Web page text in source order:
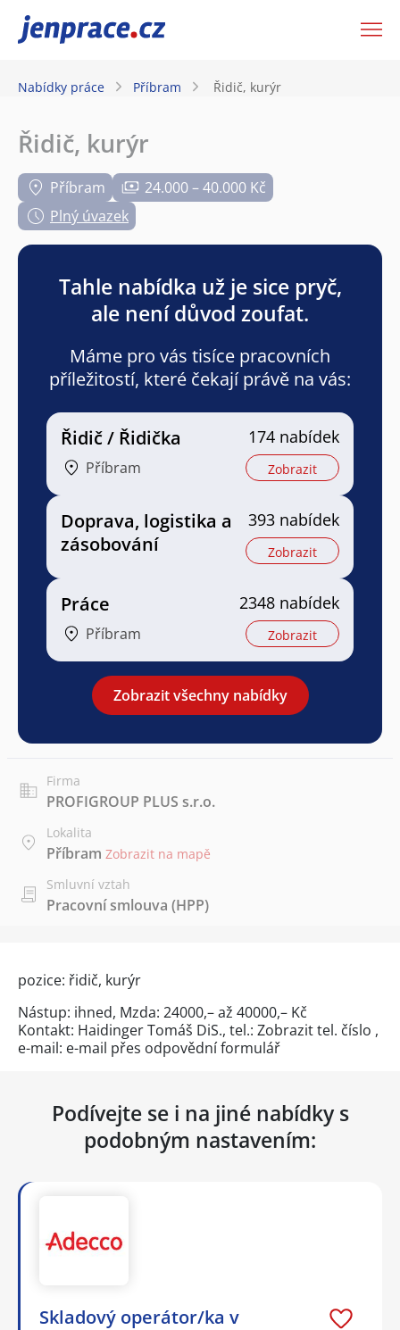
JenPráce.cz
Nabídky práce Příbram Řidič, kurýr
Řidič, kurýr
Příbram
24.000 – 40.000 Kč
Plný úvazek
Tahle nabídka už je sice pryč,
ale není důvod zoufat.
Máme pro vás tisíce pracovních
příležitostí, které čekají právě na vás:
Řidič / Řidička
Příbram
174 nabídek
Zobrazit
Doprava, logistika a
zásobování
393 nabídek
Zobrazit
Práce
Příbram
2348 nabídek
Zobrazit
Zobrazit všechny nabídky
Firma
PROFIGROUP PLUS s.r.o.
Lokalita
Příbram Zobrazit na mapě
Smluvní vztah
Pracovní smlouva (HPP)
pozice: řidič, kurýr
Nástup: ihned, Mzda: 24000,– až 40000,– Kč
Kontakt: Haidinger Tomáš DiS., tel.: Zobrazit tel. číslo ,
e-mail: e-mail přes odpovědní formulář
Podívejte se i na jiné nabídky s
podobným nastavením:
Skladový operátor/ka v